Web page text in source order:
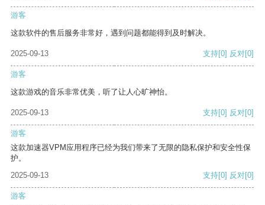
游客
这款软件的售后服务非常好，遇到问题都能得到及时解决。
2025-09-13 支持[0] 反对[0]
游客
这款游戏的音乐非常优美，听了让人心旷神怡。
2025-09-13 支持[0] 反对[0]
游客
这款加速器VPM应用程序已经为我们带来了无限的隐私保护和安全性保
护。
2025-09-13
支持[0] 反对[0]
游客